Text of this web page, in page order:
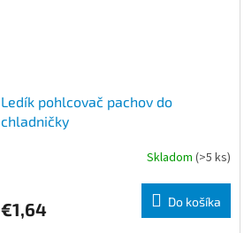
Ledík pohlcovač pachov do
chladničky
Skladom (>5 ks)
€1,64 Do košíka